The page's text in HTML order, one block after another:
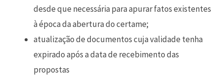
desde que necessária para apurar fatos existentes
à época da abertura do certame;
atualização de documentos cuja validade tenha
expirado após a data de recebimento das
propostas